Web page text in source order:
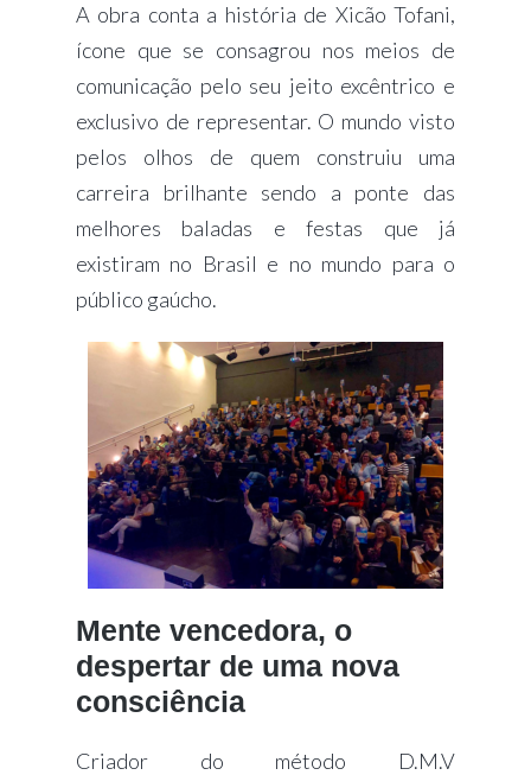
A obra conta a história de Xicão Tofani,
ícone que se consagrou nos meios de
comunicação pelo seu jeito excêntrico e
exclusivo de representar. O mundo visto
pelos olhos de quem construiu uma
carreira brilhante sendo a ponte das
melhores baladas e festas que já
existiram no Brasil e no mundo para o
público gaúcho.
Mente vencedora, o
despertar de uma nova
consciência
Criador do método D.M.V